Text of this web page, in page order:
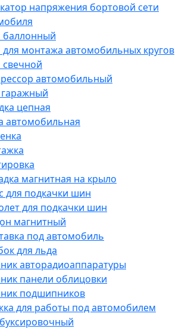
напряжения бортовой сети
монтажа автомобильных кругов
автомобильный
цепная
автомобильная
магнитная на крыло
для подкачки шин
для подкачки шин
магнитный
под автомобиль
для льда
авторадиоаппаратуры
панели облицовки
подшипников
для работы под автомобилем